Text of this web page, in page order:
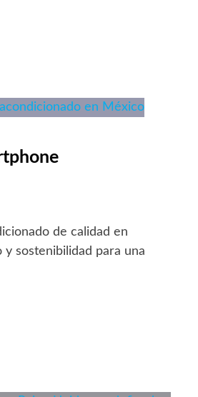
de calidad en
sostenibilidad para una